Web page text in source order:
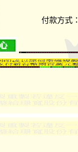
付款方式：